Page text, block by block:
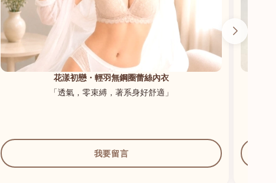
花漾初戀・輕羽無鋼圈蕾絲內衣
「透氣，零束縛，著系身好舒適」
我要留言